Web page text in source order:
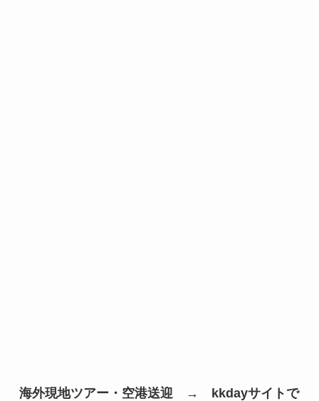
海外現地ツアー・空港送迎 → kkdayサイトで